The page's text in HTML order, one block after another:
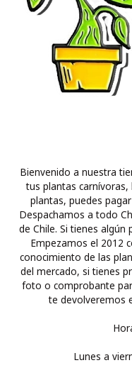
Bienvenido a nuestra
tus plantas
plantas, puedes
Despachamos a todo
de Chile. Si tienes
Empezamos el 2012
conocimiento de las
del mercado, si tienes
foto o comprobante
te devolveremos
Lunes a